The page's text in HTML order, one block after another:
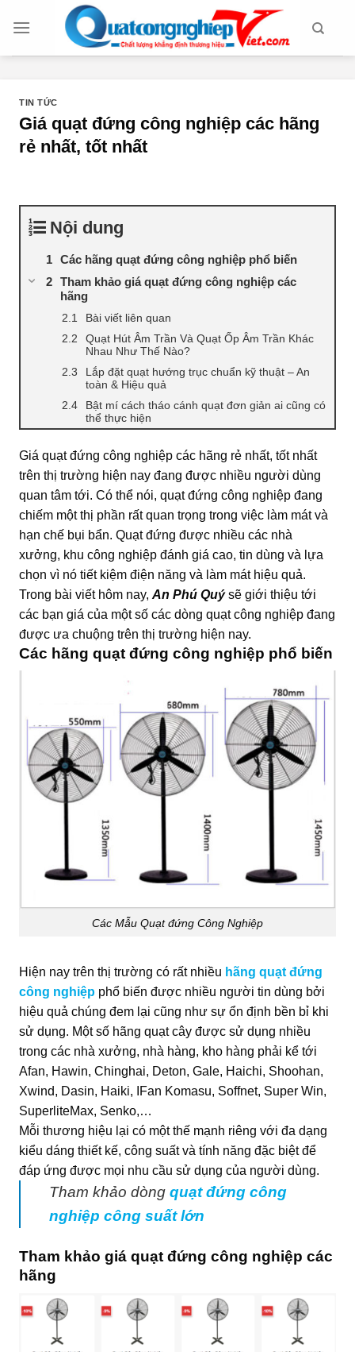
đến
TIN TỨC
Giá quạt đứng công nghiệp các hãng
rẻ nhất, tốt nhất
Nội dung
Các hãng quạt đứng công nghiệp phổ biến
Tham khảo giá quạt đứng công nghiệp các
hãng
Bài viết liên quan
Quạt Hút Âm Trần Và Quạt Ốp Âm Trần Khác
Nhau Như Thế Nào?
Lắp đặt quạt hướng trục chuẩn kỹ thuật – An
toàn & Hiệu quả
Bật mí cách tháo cánh quạt đơn giản ai cũng có
thể thực hiện
Giá quạt đứng công nghiệp các hãng rẻ nhất, tốt nhất
trên thị trường hiện nay đang được nhiều người dùng
quan tâm tới. Có thể nói, quạt đứng công nghiệp đang
chiếm một thị phần rất quan trọng trong việc làm mát và
hạn chế bụi bẩn. Quạt đứng được nhiều các nhà
xưởng, khu công nghiệp đánh giá cao, tin dùng và lựa
chọn vì nó tiết kiệm điện năng và làm mát hiệu quả.
Trong bài viết hôm nay, An Phú Quýsẽ giới thiệu tới
các bạn giá của một số các dòng quạt công nghiệp đang
được ưa chuộng trên thị trường hiện nay.
Các hãng quạt đứng công nghiệp phổ biến
Các Mẫu Quạt đứng Công Nghiệp
Hiện nay trên thị trường có rất nhiều hãng quạt đứng
công nghiệp phổ biến được nhiều người tin dùng bởi
hiệu quả chúng đem lại cũng như sự ổn định bền bỉ khi
sử dụng. Một số hãng quạt cây được sử dụng nhiều
trong các nhà xưởng, nhà hàng, kho hàng phải kể tới
Afan, Hawin, Chinghai, Deton, Gale, Haichi, Shoohan,
Xwind, Dasin, Haiki, IFan Komasu, Soffnet, Super Win,
SuperliteMax, Senko,…
Mỗi thương hiệu lại có một thế mạnh riêng với đa dạng
kiểu dáng thiết kế, công suất và tính năng đặc biệt để
đáp ứng được mọi nhu cầu sử dụng của người dùng.
Tham khảo dòng quạt đứng công
nghiệp công suất lớn
Tham khảo giá quạt đứng công nghiệp các
hãng